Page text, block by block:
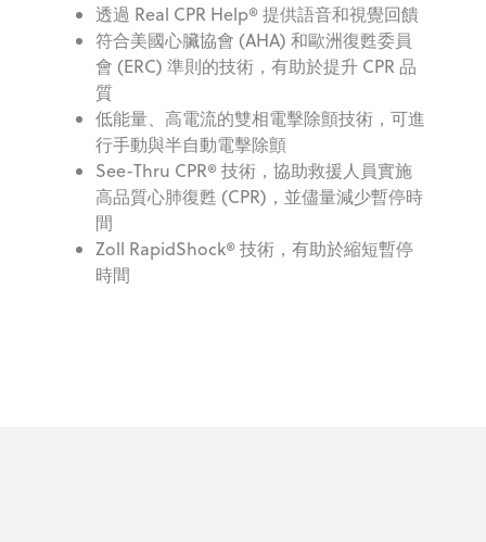
透過 Real CPR Help® 提供語音和視覺回饋
符合美國心臟協會 (AHA) 和歐洲復甦委員
會 (ERC) 準則的技術，有助於提升 CPR 品
質
低能量、高電流的雙相電擊除顫技術，可進
行手動與半自動電擊除顫
See-Thru CPR® 技術，協助救援人員實施
高品質心肺復甦 (CPR)，並儘量減少暫停時
間
Zoll RapidShock® 技術，有助於縮短暫停
時間